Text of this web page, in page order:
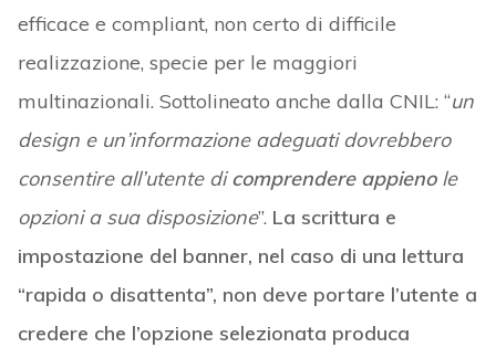
efficace e compliant, non certo di difficile
realizzazione, specie per le maggiori
multinazionali. Sottolineato anche dalla CNIL: “un
design e un’informazione adeguati dovrebbero
consentire all’utente dicomprendere appienole
opzioni a sua disposizione”. La scrittura e
impostazione del banner, nel caso di una lettura
“rapida o disattenta”, non deve portare l’utente a
credere che l’opzione selezionata produca